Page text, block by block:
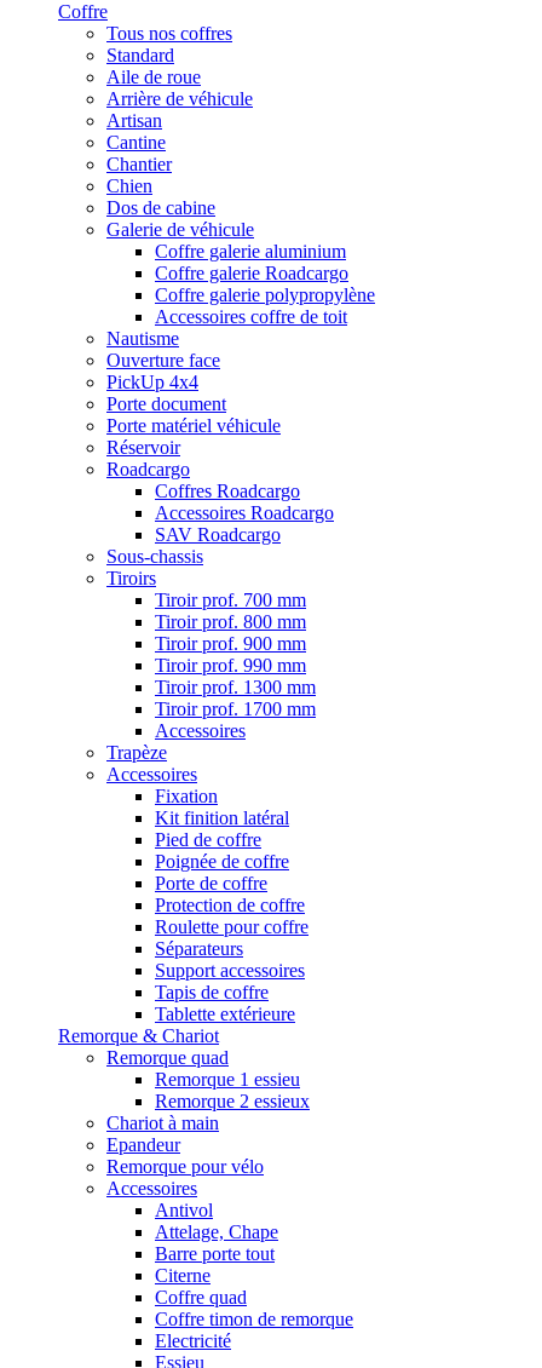
Coffre
Tous nos coffres
Standard
Aile de roue
Arrière de véhicule
Artisan
Cantine
Chantier
Chien
Dos de cabine
Galerie de véhicule
Coffre galerie aluminium
Coffre galerie Roadcargo
Coffre galerie polypropylène
Accessoires coffre de toit
Nautisme
Ouverture face
PickUp 4x4
Porte document
Porte matériel véhicule
Réservoir
Roadcargo
Coffres Roadcargo
Accessoires Roadcargo
SAV Roadcargo
Sous-chassis
Tiroirs
Tiroir prof. 700 mm
Tiroir prof. 800 mm
Tiroir prof. 900 mm
Tiroir prof. 990 mm
Tiroir prof. 1300 mm
Tiroir prof. 1700 mm
Accessoires
Trapèze
Accessoires
Fixation
Kit finition latéral
Pied de coffre
Poignée de coffre
Porte de coffre
Protection de coffre
Roulette pour coffre
Séparateurs
Support accessoires
Tapis de coffre
Tablette extérieure
Remorque & Chariot
Remorque quad
Remorque 1 essieu
Remorque 2 essieux
Chariot à main
Epandeur
Remorque pour vélo
Accessoires
Antivol
Attelage, Chape
Barre porte tout
Citerne
Coffre quad
Coffre timon de remorque
Electricité
Essieu